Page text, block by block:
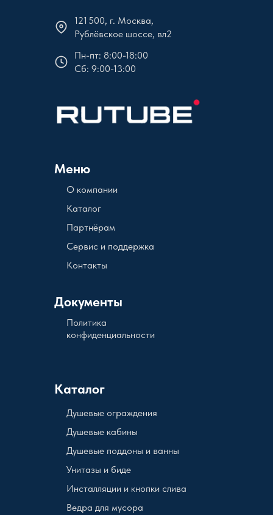
Меню
121 500, г. Москва,
Рублёвское шоссе, вл2
О компании
Документы
Пн-пт: 8:00-18:00
Сб: 9:00-13:00
Каталог
Политика
конфиденциальности
Партнёрам
Сервис и поддержка
Контакты
Каталог
Душевые кабины
Душевые поддоны и ванны
Унитазы и биде
Инсталляции и кнопки слива
Ведра для мусора
Душевые ограждения